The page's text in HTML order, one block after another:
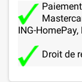
ING-
Droit de